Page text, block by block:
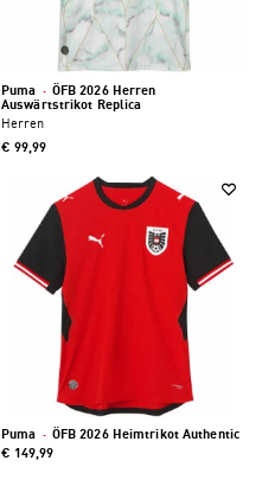
Puma · ÖFB 2026 Herren
Auswärtstrikot Replica
Herren
€ 99,99
Puma · ÖFB 2026 Heimtrikot Authentic
€ 149,99